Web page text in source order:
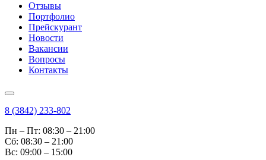
Отзывы
Портфолио
Прейскурант
Новости
Вакансии
Вопросы
Контакты
8 (3842) 233-802
Пн – Пт: 08:30 – 21:00
Cб: 08:30 – 21:00
Вс: 09:00 – 15:00